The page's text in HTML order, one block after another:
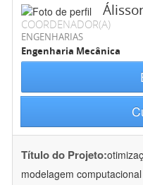
COORDENADOR(A)
ENGENHARIAS
Engenharia Mecânica
Título do Projeto:
modelagem